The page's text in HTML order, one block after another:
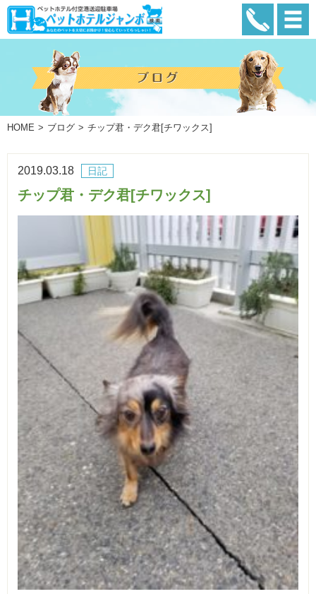
HOME ブログ チップ君・デク君[チワックス]
日記
2019.03.18
チップ君・デク君[チワックス]